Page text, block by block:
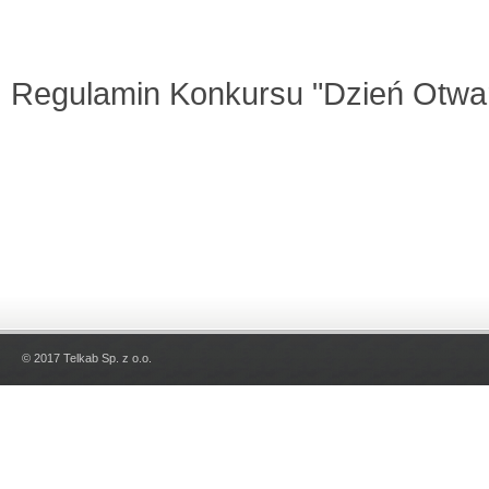
Regulamin Konkursu "Dzień
© 2017 Telkab Sp. z o.o.